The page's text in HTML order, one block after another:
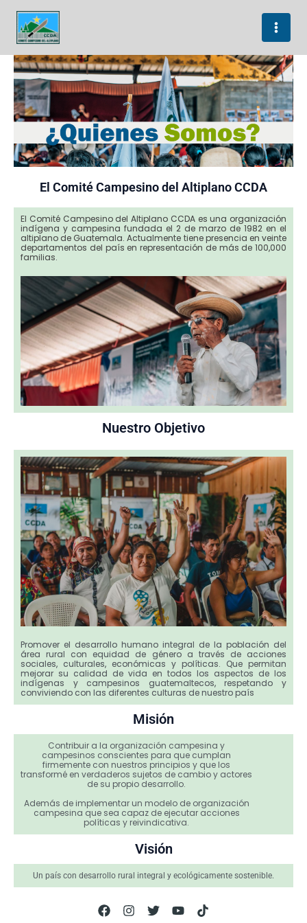
Skip
content
El Comité Campesino del Altiplano CCDA
El Comité Campesino del Altiplano CCDA es una organización
indígena y campesina fundada el 2 de marzo de 1982 en el
altiplano de Guatemala. Actualmente tiene presencia en veinte
departamentos del país en representación de más de 100,000
familias.
Nuestro Objetivo
Promover el desarrollo humano integral de la población del
área rural con equidad de género a través de acciones
sociales, culturales, económicas y políticas. Que permitan
mejorar su calidad de vida en todos los aspectos de los
indígenas y campesinos guatemaltecos, respetando y
conviviendo con las diferentes culturas de nuestro país
Misión
Contribuir a la organización campesina y
campesinos conscientes para que cumplan
firmemente con nuestros principios y que los
transformé en verdaderos sujetos de cambio y actores
de su propio desarrollo.
Además de implementar un modelo de organización
campesina que sea capaz de ejecutar acciones
políticas y reivindicativa.
Visión
Un país con desarrollo rural integral y ecológicamente sostenible.